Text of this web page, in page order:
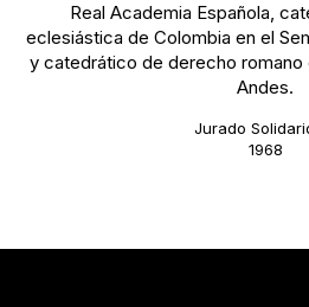
Real Academia Española,
eclesiástica de Colombia en el
y catedrático de derecho romano
Andes.
Jurado
1968